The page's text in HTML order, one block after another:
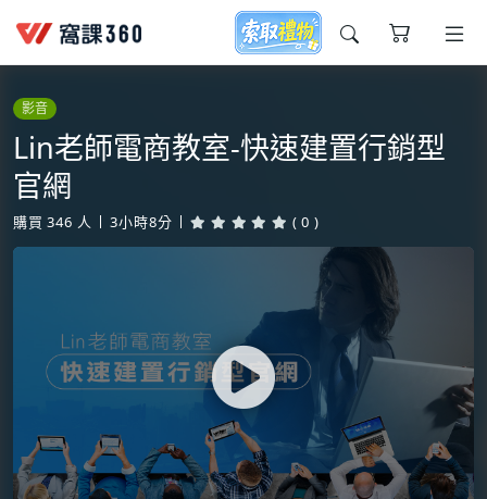
今天想要學什麼?
影音
Lin老師電商教室-快速建置行銷型
官網
購買 346 人 3小時8分 ( 0 )